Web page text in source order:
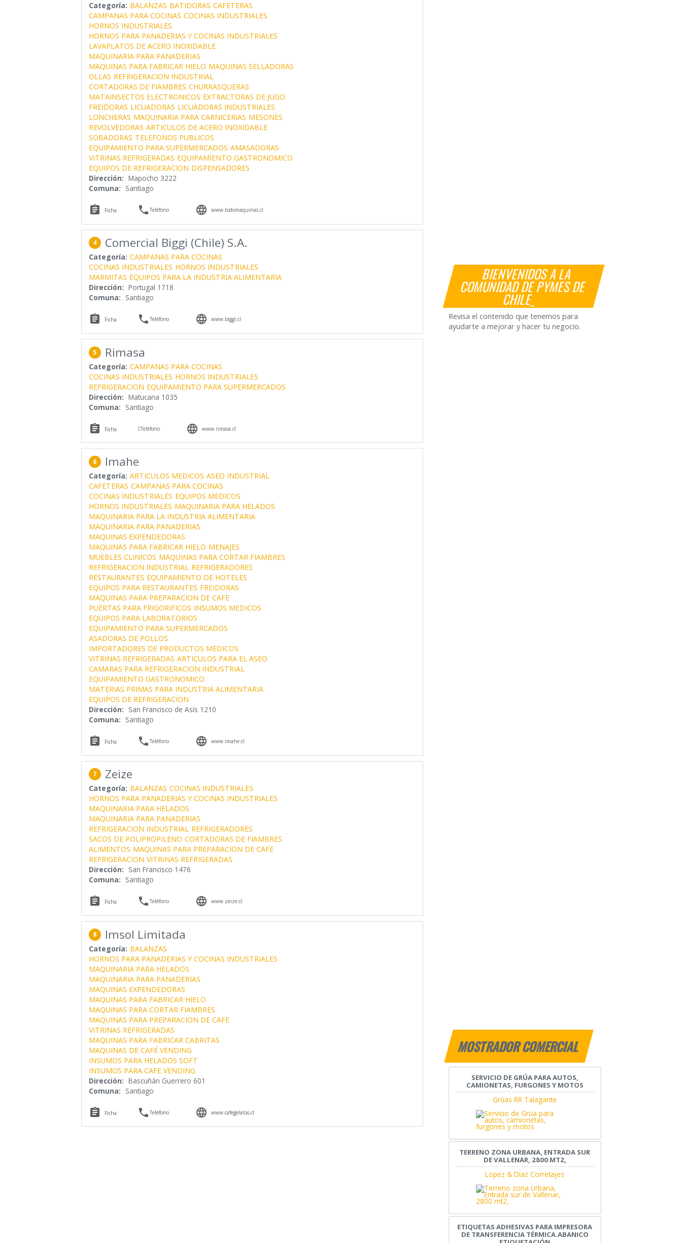
BIENVENIDOS A LA
COMUNIDAD DE PYMES DE
CHILE_
Revisa el contenido que tenemos para
ayudarte a mejorar y hacer tu negocio.
MOSTRADOR COMERCIAL
SERVICIO DE GRÚA PARA AUTOS,
CAMIONETAS, FURGONES Y MOTOS
Grúas RR Talagante
TERRENO ZONA URBANA, ENTRADA SUR
DE VALLENAR, 2800 MT2,
Lopez & Diaz Corretajes
ETIQUETAS ADHESIVAS PARA IMPRESORA
DE TRANSFERENCIA TÉRMICA.ABANICO
Categoría: BALANZAS BATIDORAS CAFETERAS
CAMPANAS PARA COCINAS COCINAS INDUSTRIALES
HORNOS INDUSTRIALES
HORNOS PARA PANADERIAS Y COCINAS INDUSTRIALES
LAVAPLATOS DE ACERO INOXIDABLE
MAQUINARIA PARA PANADERIAS
MAQUINAS PARA FABRICAR HIELO MAQUINAS SELLADORAS
OLLAS REFRIGERACION INDUSTRIAL
CORTADORAS DE FIAMBRES CHURRASQUERAS
MATAINSECTOS ELECTRONICOS EXTRACTORAS DE JUGO
FREIDORAS LICUADORAS LICUADORAS INDUSTRIALES
LONCHERAS MAQUINARIA PARA CARNICERIAS MESONES
REVOLVEDORAS ARTICULOS DE ACERO INOXIDABLE
SOBADORAS TELEFONOS PUBLICOS
EQUIPAMIENTO PARA SUPERMERCADOS AMASADORAS
VITRINAS REFRIGERADAS EQUIPAMIENTO GASTRONOMICO
EQUIPOS DE REFRIGERACION DISPENSADORES
Dirección: Mapocho 3222
Comuna: Santiago
 Ficha Teléfono  www.todomaquinas.cl
4 Comercial Biggi (Chile) S.A.
Categoría: CAMPANAS PARA COCINAS
COCINAS INDUSTRIALES HORNOS INDUSTRIALES
MARMITAS EQUIPOS PARA LA INDUSTRIA ALIMENTARIA
Dirección: Portugal 1718
Comuna: Santiago
 Ficha Teléfono  www.biggi.cl
5 Rimasa
Categoría: CAMPANAS PARA COCINAS
COCINAS INDUSTRIALES HORNOS INDUSTRIALES
REFRIGERACION EQUIPAMIENTO PARA SUPERMERCADOS
Dirección: Matucana 1035
Comuna: Santiago
 Ficha Teléfono  www.rimasa.cl
6 Imahe
Categoría: ARTICULOS MEDICOS ASEO INDUSTRIAL
CAFETERAS CAMPANAS PARA COCINAS
COCINAS INDUSTRIALES EQUIPOS MEDICOS
HORNOS INDUSTRIALES MAQUINARIA PARA HELADOS
MAQUINARIA PARA LA INDUSTRIA ALIMENTARIA
MAQUINARIA PARA PANADERIAS
MAQUINAS EXPENDEDORAS
MAQUINAS PARA FABRICAR HIELO MENAJES
MUEBLES CLINICOS MAQUINAS PARA CORTAR FIAMBRES
REFRIGERACION INDUSTRIAL REFRIGERADORES
RESTAURANTES EQUIPAMIENTO DE HOTELES
EQUIPOS PARA RESTAURANTES FREIDORAS
MAQUINAS PARA PREPARACION DE CAFE
PUERTAS PARA FRIGORIFICOS INSUMOS MEDICOS
EQUIPOS PARA LABORATORIOS
EQUIPAMIENTO PARA SUPERMERCADOS
ASADORAS DE POLLOS
IMPORTADORES DE PRODUCTOS MEDICOS
VITRINAS REFRIGERADAS ARTICULOS PARA EL ASEO
CAMARAS PARA REFRIGERACION INDUSTRIAL
EQUIPAMIENTO GASTRONOMICO
MATERIAS PRIMAS PARA INDUSTRIA ALIMENTARIA
EQUIPOS DE REFRIGERACION
Dirección: San Francisco de Asís 1210
Comuna: Santiago
 Ficha Teléfono  www.imahe.cl
7 Zeize
Categoría: BALANZAS COCINAS INDUSTRIALES
HORNOS PARA PANADERIAS Y COCINAS INDUSTRIALES
MAQUINARIA PARA HELADOS
MAQUINARIA PARA PANADERIAS
REFRIGERACION INDUSTRIAL REFRIGERADORES
SACOS DE POLIPROPILENO CORTADORAS DE FIAMBRES
ALIMENTOS MAQUINAS PARA PREPARACION DE CAFE
REFRIGERACION VITRINAS REFRIGERADAS
Dirección: San Francisco 1476
Comuna: Santiago
 Ficha Teléfono  www.zeize.cl
8 Imsol Limitada
Categoría: BALANZAS
HORNOS PARA PANADERIAS Y COCINAS INDUSTRIALES
MAQUINARIA PARA HELADOS
MAQUINARIA PARA PANADERIAS
MAQUINAS EXPENDEDORAS
MAQUINAS PARA FABRICAR HIELO
MAQUINAS PARA CORTAR FIAMBRES
MAQUINAS PARA PREPARACION DE CAFE
VITRINAS REFRIGERADAS
MAQUINAS PARA FABRICAR CABRITAS
MAQUINAS DE CAFÉ VENDING
INSUMOS PARA HELADOS SOFT
INSUMOS PARA CAFE VENDING
Dirección: Bascuñán Guerrero 601
Comuna: Santiago
 Ficha Teléfono  www.cafegelatos.cl